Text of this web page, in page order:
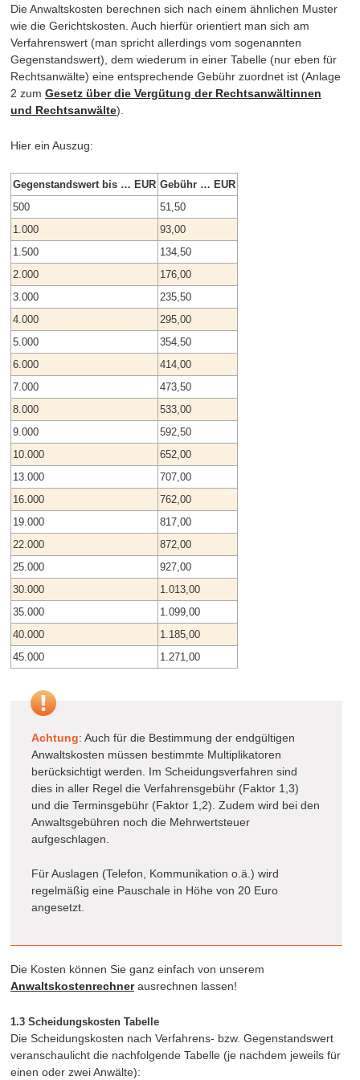
Die Anwaltskosten berechnen sich nach einem ähnlichen Muster
wie die Gerichtskosten. Auch hierfür orientiert man sich am
Verfahrenswert (man spricht allerdings vom sogenannten
Gegenstandswert), dem wiederum in einer Tabelle (nur eben für
Rechtsanwälte) eine entsprechende Gebühr zuordnet ist (Anlage
2 zum Gesetz über die Vergütung der Rechtsanwältinnen
und Rechtsanwälte).
Hier ein Auszug:
Gegenstandswert bis … EUR Gebühr … EUR
500
51,50
1.000
93,00
1.500
134,50
2.000
176,00
3.000
235,50
4.000
295,00
5.000
354,50
6.000
414,00
7.000
473,50
8.000
533,00
9.000
592,50
10.000
652,00
13.000
707,00
16.000
762,00
19.000
817,00
22.000
872,00
25.000
927,00
30.000
1.013,00
35.000
1.099,00
40.000
1.185,00
45.000
1.271,00
Achtung: Auch für die Bestimmung der endgültigen
Anwaltskosten müssen bestimmte Multiplikatoren
berücksichtigt werden. Im Scheidungsverfahren sind
dies in aller Regel die Verfahrensgebühr (Faktor 1,3)
und die Terminsgebühr (Faktor 1,2). Zudem wird bei den
Anwaltsgebühren noch die Mehrwertsteuer
aufgeschlagen.
Für Auslagen (Telefon, Kommunikation o.ä.) wird
regelmäßig eine Pauschale in Höhe von 20 Euro
angesetzt.
Die Kosten können Sie ganz einfach von unserem
Anwaltskostenrechnerausrechnen lassen!
1.3 Scheidungskosten Tabelle
Die Scheidungskosten nach Verfahrens- bzw. Gegenstandswert
veranschaulicht die nachfolgende Tabelle (je nachdem jeweils für
einen oder zwei Anwälte):